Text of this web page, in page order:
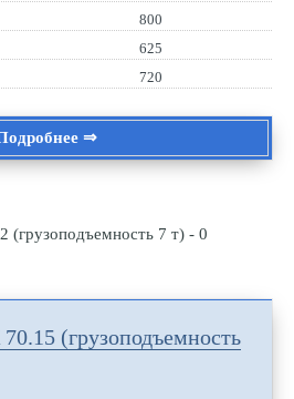
800
625
720
⇒
(грузоподъемность